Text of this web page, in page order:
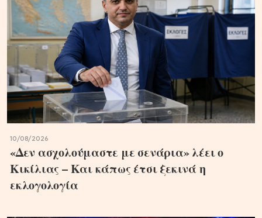
10/08/2026
«Δεν ασχολούμαστε με σενάρια» λέει ο
Κικίλιας – Και κάπως έτσι ξεκινά η
εκλογολογία